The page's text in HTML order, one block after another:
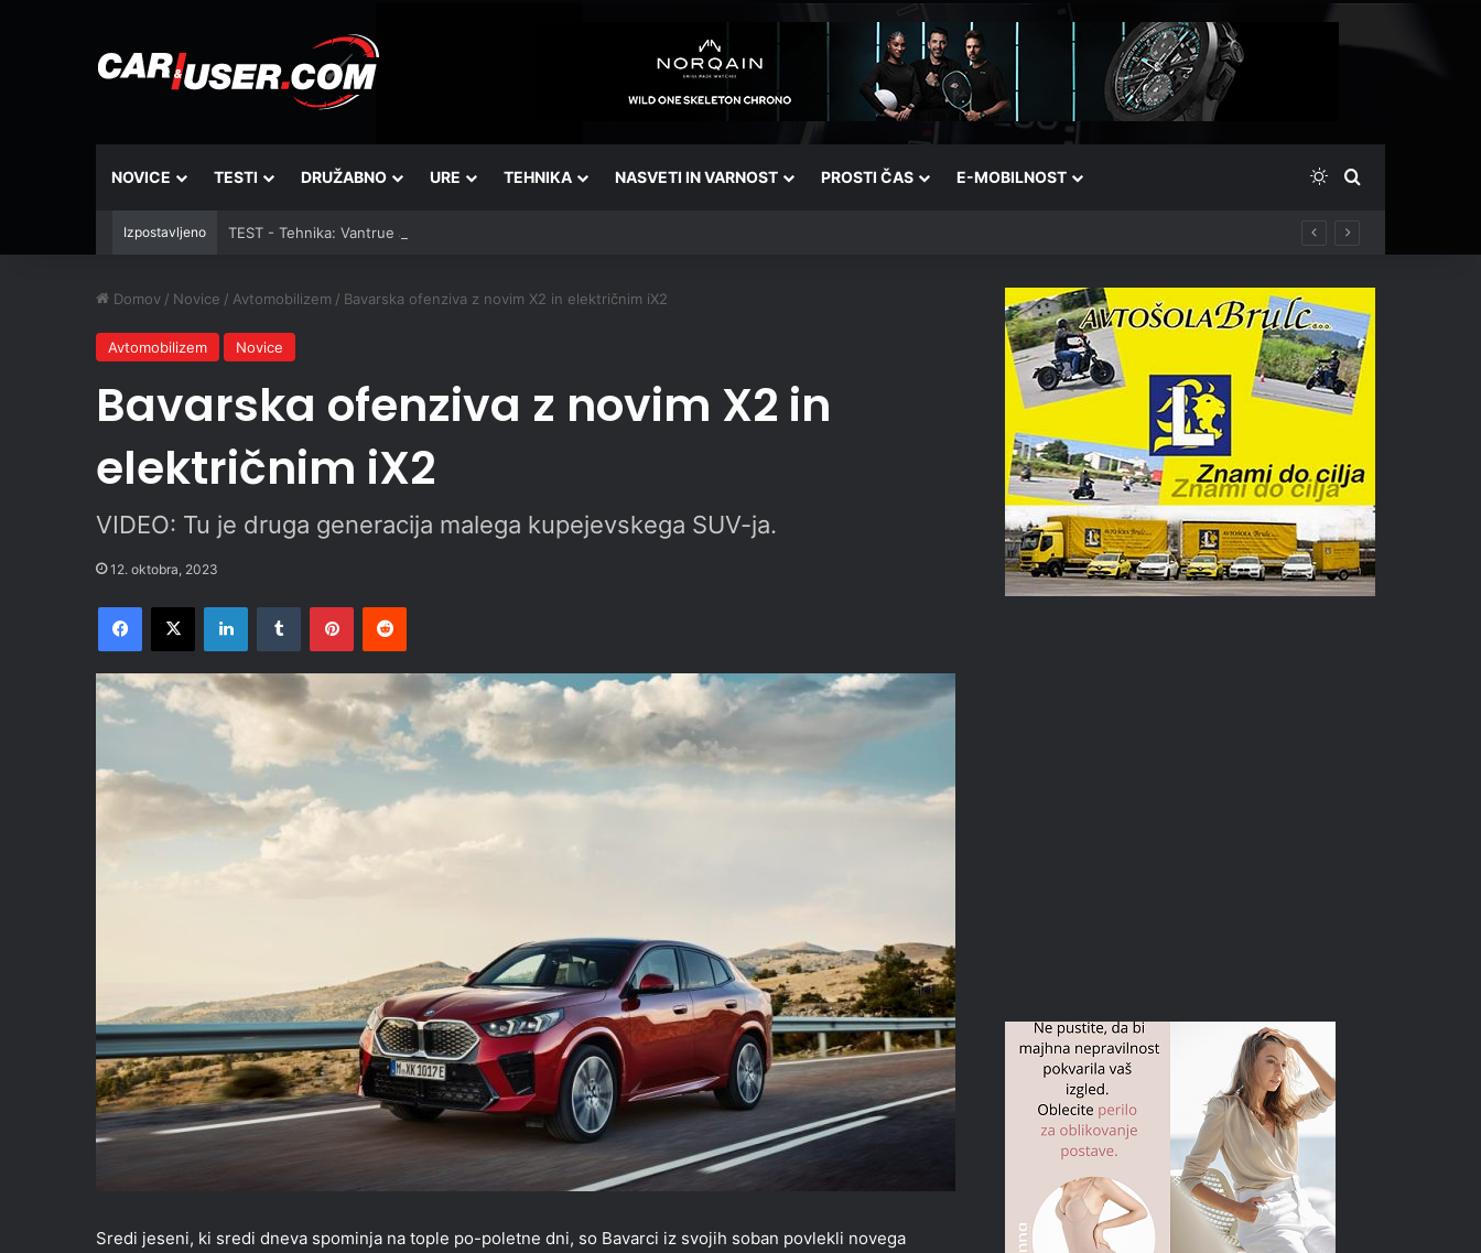
NOVICE TESTI DRUŽABNO URE TEHNIKA NASVETI IN VARNOST PROSTI ČAS E-MOBILNOST Switch skin
Išči
Izpostavljeno TEST - Tehnika: Vantrue JS3
Domov / Novice / Avtomobilizem / Bavarska ofenziva z novim X2 in električnim iX2
Avtomobilizem Novice
Bavarska ofenziva z novim X2 in
električnim iX2
VIDEO: Tu je druga generacija malega kupejevskega SUV-ja.
12. oktobra, 2023
Facebook
X LinkedInTumblr PinterestReddit
Sredi jeseni, ki sredi dneva spominja na tople po-poletne dni, so Bavarci iz svojih soban povlekli novega